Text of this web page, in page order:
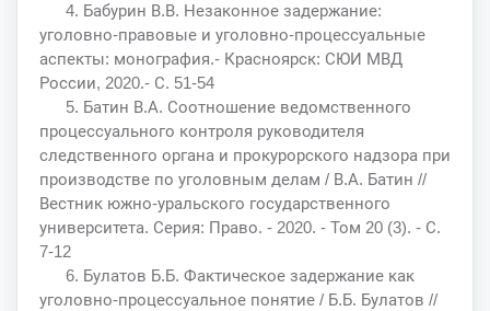
4. Бабурин В.В. Незаконное задержание:
уголовно-правовые и уголовно-процессуальные
аспекты: монография.- Красноярск: СЮИ МВД
России, 2020.- С. 51-54
5. Батин В.А. Соотношение ведомственного
процессуального контроля руководителя
следственного органа и прокурорского надзора при
производстве по уголовным делам / В.А. Батин //
Вестник южно-уральского государственного
университета. Серия: Право. - 2020. - Том 20 (3). - С.
7-12
6. Булатов Б.Б. Фактическое задержание как
уголовно-процессуальное понятие / Б.Б. Булатов //